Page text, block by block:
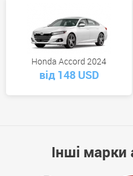
Honda Accord 2024
від 148 USD
Інші марки